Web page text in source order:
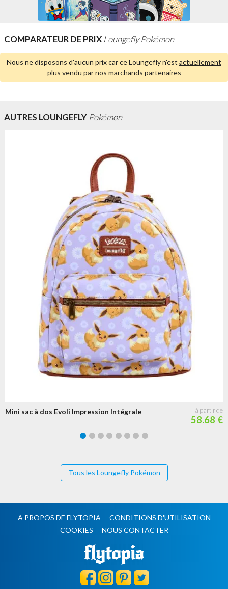
COMPARATEUR DE PRIX Loungefly Pokémon
Nous ne disposons d'aucun prix car ce Loungefly n'est actuellement
plus vendu par nos marchands partenaires
AUTRES LOUNGEFLY Pokémon
Mini sac à dos Evoli Impression Intégrale
58.68 €
Tous les Loungefly Pokémon
A PROPOS DE FLYTOPIA
CONDITIONS D'UTILISATION
COOKIES
NOUS CONTACTER